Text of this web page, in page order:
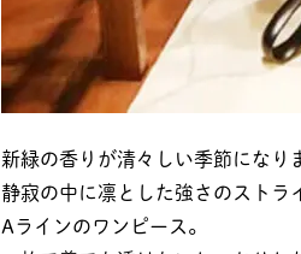
新緑の香りが清々しい季節になり
静寂の中に凛とした強さのストラ
Aラインのワンピース。